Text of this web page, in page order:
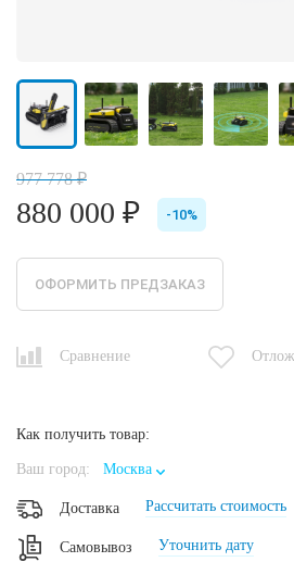
977 778 ₽
880 000 ₽ -10%
ОФОРМИТЬ ПРЕДЗАКАЗ
Сравнение
Как получить товар:
Ваш город: Москва
Доставка Рассчитать стоимость
Самовывоз Уточнить дату